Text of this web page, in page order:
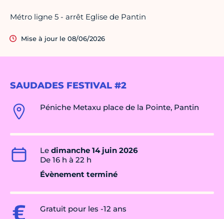
SAUDADES FESTIVAL #2
Péniche Metaxu place de la Pointe, Pantin
Le dimanche 14 juin 2026
De 16 h à 22 h
Évènement terminé
Gratuit pour les -12 ans
Métro ligne 5 - arrêt Eglise de Pantin
Mise à jour le 08/06/2026